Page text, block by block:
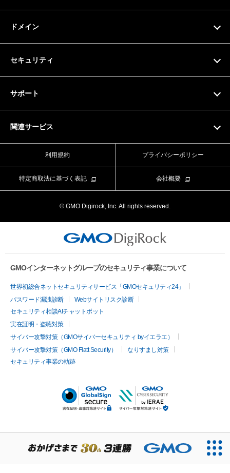
サーバー仕様
ドメイン
セキュリティ
サポート
関連サービス
Value Domain
Value Server
CORESERVER media
利用規約 プライバシーポリシー
特定商取法に基づく表記 会社概要
© GMO Digirock, Inc. All rights reserved.
GMOインターネットグループのセキュリティ事業について
世界初総合ネットセキュリティサービス「GMOセキュリティ24」
パスワード漏洩診断
Webサイトリスク診断
セキュリティ相談AIチャットボット
実在証明・盗聴対策
サイバー攻撃対策（GMOサイバーセキュリティ byイエラエ）
サイバー攻撃対策（GMO Flatt Security）
なりすまし対策
セキュリティ事業の軌跡